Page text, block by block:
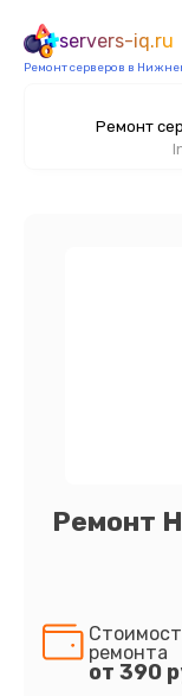
servers-iq.ru
Ремонт серверов в
Ремонт
Ремонт
ремонта
от 390